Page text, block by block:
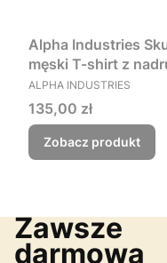
Alpha Industries
męski T-shirt z
PRODUCENT
ALPHA INDUSTRIES
Cena
135,00 zł
Zobacz produkt
Zawsze
darmowa